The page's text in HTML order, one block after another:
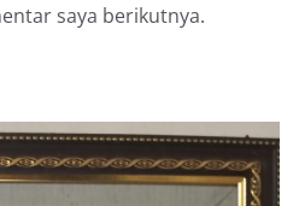
saya berikutnya.